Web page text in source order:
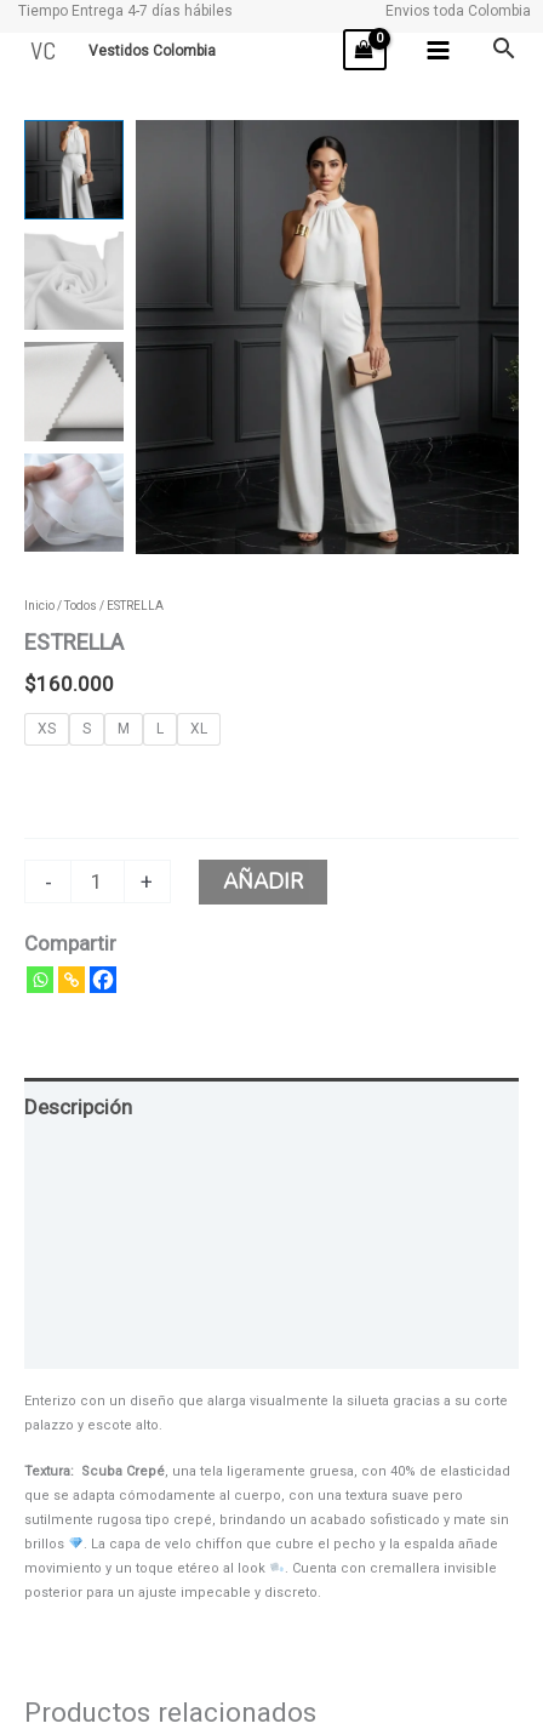
Tiempo Entrega 4-7 días hábiles Envios toda Colombia
VC Vestidos Colombia
Inicio/Todos / ESTRELLA
ESTRELLA
$160.000
XS S M L XL
-
ESTRELLA
cantidad
+ AÑADIR
Compartir
Descripción
Enterizo con un diseño que alarga visualmente la silueta gracias a su corte
palazzo y escote alto.
Textura: Scuba Crepé, una tela ligeramente gruesa, con 40% de elasticidad
que se adapta cómodamente al cuerpo, con una textura suave pero
sutilmente rugosa tipo crepé, brindando un acabado sofisticado y mate sin
brillos
. La capa de velo chiffon que cubre el pecho y la espalda añade
movimiento y un toque etéreo al look
. Cuenta con cremallera invisible
posterior para un ajuste impecable y discreto.
Productos relacionados